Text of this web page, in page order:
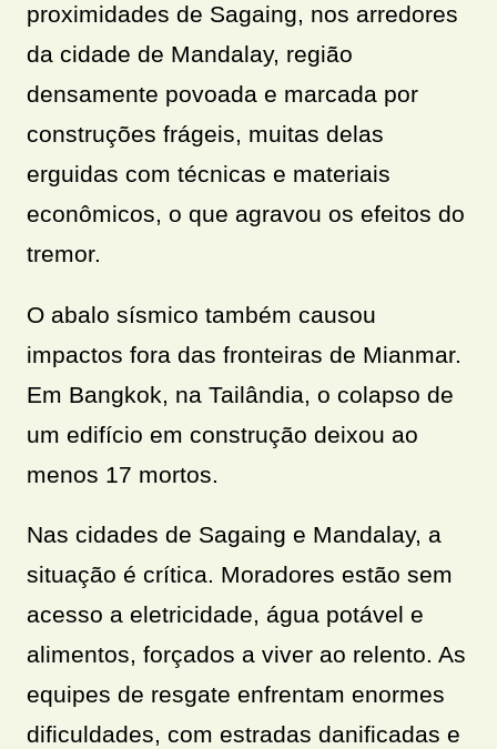
proximidades de Sagaing, nos arredores
da cidade de Mandalay, região
densamente povoada e marcada por
construções frágeis, muitas delas
erguidas com técnicas e materiais
econômicos, o que agravou os efeitos do
tremor.
O abalo sísmico também causou
impactos fora das fronteiras de Mianmar.
Em Bangkok, na Tailândia, o colapso de
um edifício em construção deixou ao
menos 17 mortos.
Nas cidades de Sagaing e Mandalay, a
situação é crítica. Moradores estão sem
acesso a eletricidade, água potável e
alimentos, forçados a viver ao relento. As
equipes de resgate enfrentam enormes
dificuldades, com estradas danificadas e